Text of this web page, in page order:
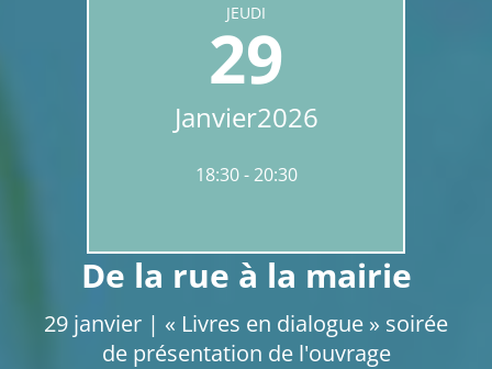
De la rue à la mairie
29 janvier | « Livres en dialogue » soirée
de présentation de l'ouvrage
JEUDI
29
Janvier2026
18:30 20:30